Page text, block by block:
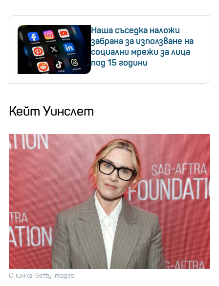
Наша съседка наложи
забрана за използване на
социални мрежи за лица
под 15 години
Кейт Уинслет
Снимка: Getty Images